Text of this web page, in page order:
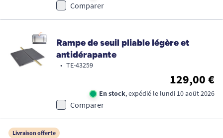
Comparer
Rampe de seuil pliable légère et
antidérapante
• TE-43259
129,00 €
En stock, expédié le lundi 10 août 2026
Comparer
Livraison offerte